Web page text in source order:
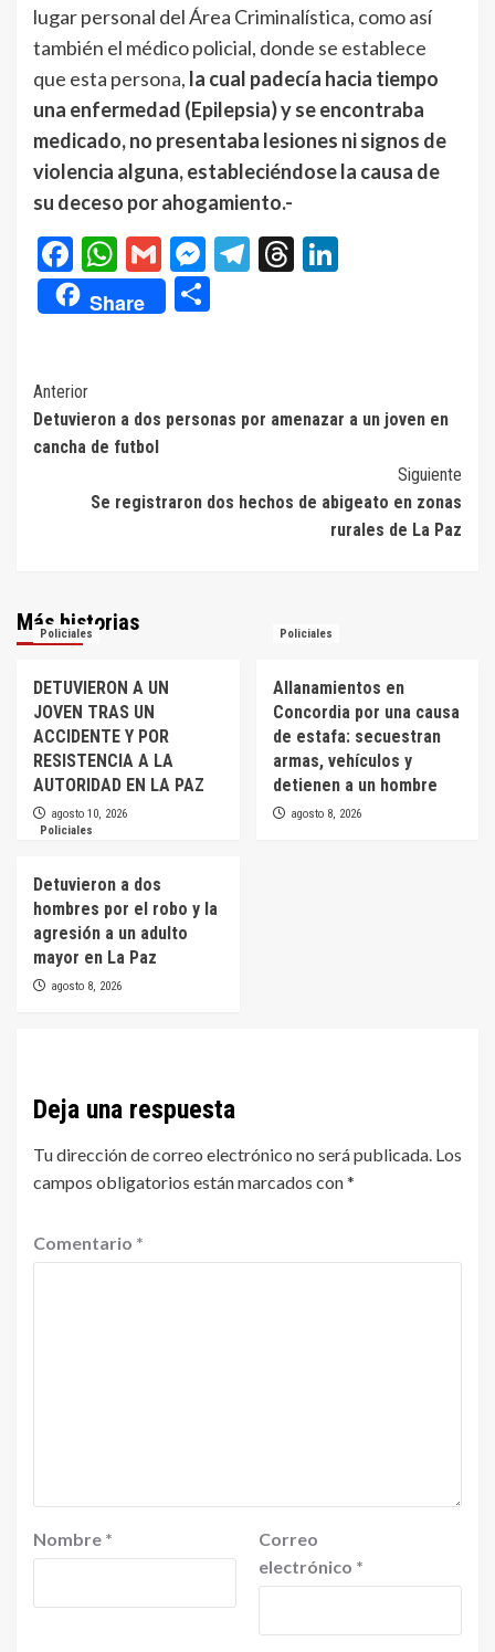
lugar personal del Área Criminalística, como así
también el médico policial, donde se establece
que esta persona, la cual padecía hacia tiempo
una enfermedad (Epilepsia) y se encontraba
medicado, no presentaba lesiones ni signos de
violencia alguna, estableciéndose la causa de
su deceso por ahogamiento.-
Facebook
WhatsApp
GmailMessenger
Telegram
Threads
Share
Navegación
de
Anterior
Detuvieron a dos personas por amenazar a un joven en
cancha de futbol
Siguiente
Se registraron dos hechos de abigeato en zonas
rurales de La Paz
Más historias
Policiales
DETUVIERON A UN
JOVEN TRAS UN
ACCIDENTE Y POR
RESISTENCIA A LA
AUTORIDAD EN LA PAZ
agosto 10, 2026
Policiales
Allanamientos en
Concordia por una causa
de estafa: secuestran
armas, vehículos y
detienen a un hombre
agosto 8, 2026
Policiales
Detuvieron a dos
hombres por el robo y la
agresión a un adulto
mayor en La Paz
agosto 8, 2026
Deja una respuesta
Tu dirección de correo electrónico no será publicada. Los
campos obligatorios están marcados con*
Comentario *
Nombre *
Correo
electrónico *